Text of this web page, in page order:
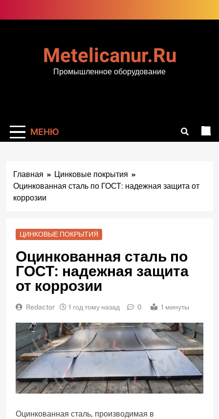
к
Metelicanur.ru
Промышленное оборудование
МЕНЮ
Главная
Цинковые покрытия
Оцинкованная сталь по ГОСТ: надежная защита от
коррозии
ЦИНКОВЫЕ ПОКРЫТИЯ
Оцинкованная сталь по
ГОСТ: надежная защита
от коррозии
Redactor 1 год тому назад 0 1 минуты
Оцинкованная сталь‚ производимая в